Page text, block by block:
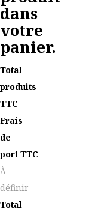
dans
votre
panier.
Total
produits
TTC
Frais
de
port TTC
À
définir
Total